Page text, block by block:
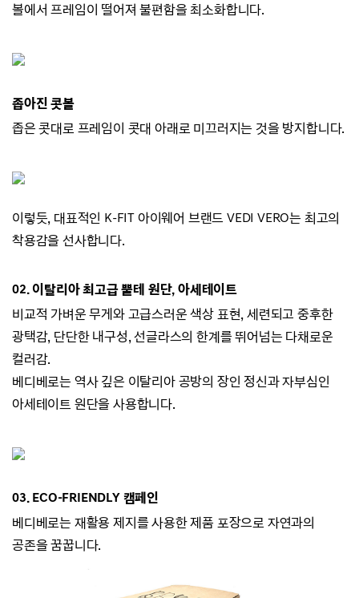
볼에서 프레임이 떨어져 불편함을 최소화합니다.
좁아진 콧볼
좁은 콧대로 프레임이 콧대 아래로 미끄러지는 것을 방지합니다.
이렇듯, 대표적인 K-FIT 아이웨어 브랜드VEDI VERO는 최고의
착용감을 선사합니다.
02. 이탈리아 최고급 뿔테 원단, 아세테이트
비교적 가벼운 무게와 고급스러운 색상 표현, 세련되고 중후한
광택감, 단단한 내구성, 선글라스의 한계를 뛰어넘는 다채로운
컬러감.
베디베로는 역사 깊은 이탈리아 공방의 장인 정신과 자부심인
아세테이트 원단을 사용합니다.
03. ECO-FRIENDLY 캠페인
베디베로는 재활용 제지를 사용한 제품 포장으로 자연과의
공존을 꿈꿉니다.